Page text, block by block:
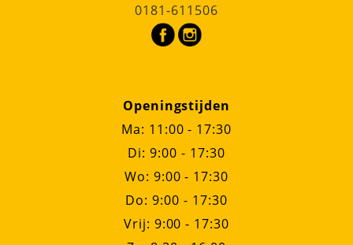
0181-611506
Openingstijden
Ma: 11:00 - 17:30
Di: 9:00 - 17:30
Wo: 9:00 - 17:30
Do: 9:00 - 17:30
Vrij: 9:00 - 17:30